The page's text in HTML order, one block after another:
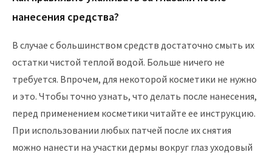
нанесения средства?
В случае с большинством средств достаточно смыть их
остатки чистой теплой водой. Больше ничего не
требуется. Впрочем, для некоторой косметики не нужно
и это. Чтобы точно узнать, что делать после нанесения,
перед применением косметики читайте ее инструкцию.
При использовании любых патчей после их снятия
можно нанести на участки дермы вокруг глаз уходовый